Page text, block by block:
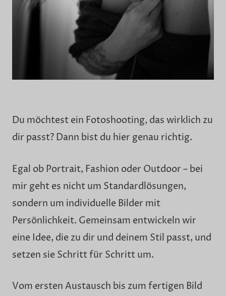
Du möchtest ein Fotoshooting, das wirklich zu
dir passt? Dann bist du hier genau richtig.
Egal ob Portrait, Fashion oder Outdoor – bei
mir geht es nicht um Standardlösungen,
sondern um individuelle Bilder mit
Persönlichkeit. Gemeinsam entwickeln wir
eine Idee, die zu dir und deinem Stil passt, und
setzen sie Schritt für Schritt um.
Vom ersten Austausch bis zum fertigen Bild